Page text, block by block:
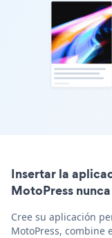
Insertar la
MotoPress
Cree su aplicación
MotoPress, combine